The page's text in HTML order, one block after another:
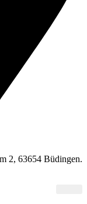
2, 63654 Büdingen.